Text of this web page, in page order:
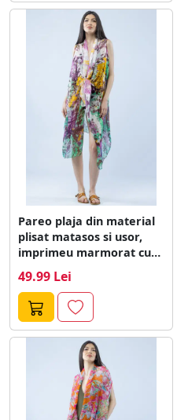
Pareo plaja din material
plisat matasos si usor,
imprimeu marmorat cu
49.99 Lei